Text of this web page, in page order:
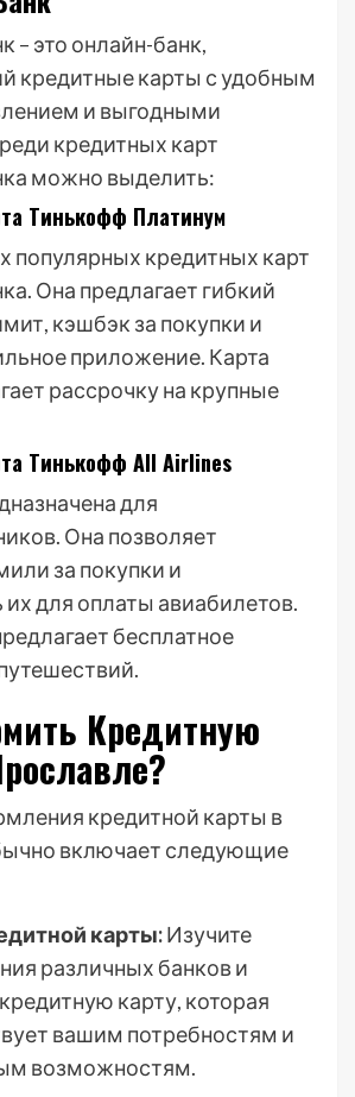
– это онлайн-банк,
кредитные карты с удобным
и выгодными
кредитных карт
можно выделить:
Тинькофф Платинум
популярных кредитных карт
Она предлагает гибкий
кэшбэк за покупки и
приложение. Карта
рассрочку на крупные
Тинькофф All Airlines
для
Она позволяет
за покупки и
их для оплаты авиабилетов.
бесплатное
Кредитную
кредитной карты в
включает следующие
карты:Изучите
различных банков и
карту, которая
вашим потребностям и
возможностям.